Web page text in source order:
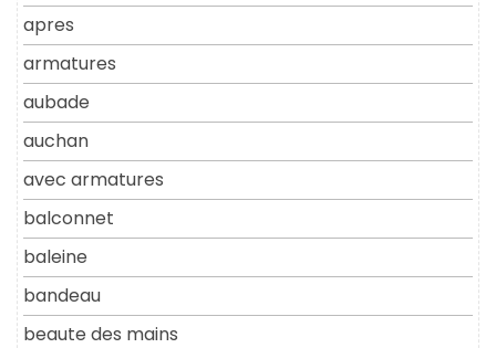
apres
armatures
aubade
auchan
avec armatures
balconnet
baleine
bandeau
beaute des mains